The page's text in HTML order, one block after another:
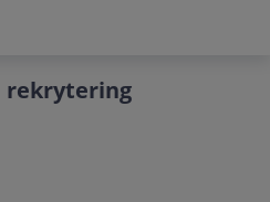
rekrytering